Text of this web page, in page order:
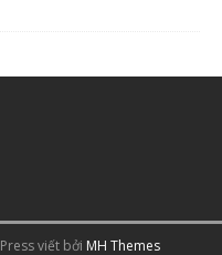
viết bởi MH Themes